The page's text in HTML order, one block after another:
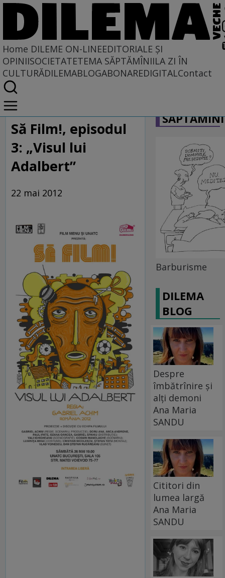
Home DILEME ON-LINEEDITORIALE ȘI
OPINIISOCIETATETEMA SĂPTĂMÎNIILA ZI ÎN
CULTURĂDILEMABLOGABONAREDIGITALContact
Home
Dileme on-line
Să Film!, episodul
3: „Visul lui
Adalbert”
22 mai 2012
Barburisme
DILEMA
BLOG
Despre
îmbătrînire și
alți demoni
Ana Maria
SANDU
Cititori din
lumea largă
Ana Maria
SANDU